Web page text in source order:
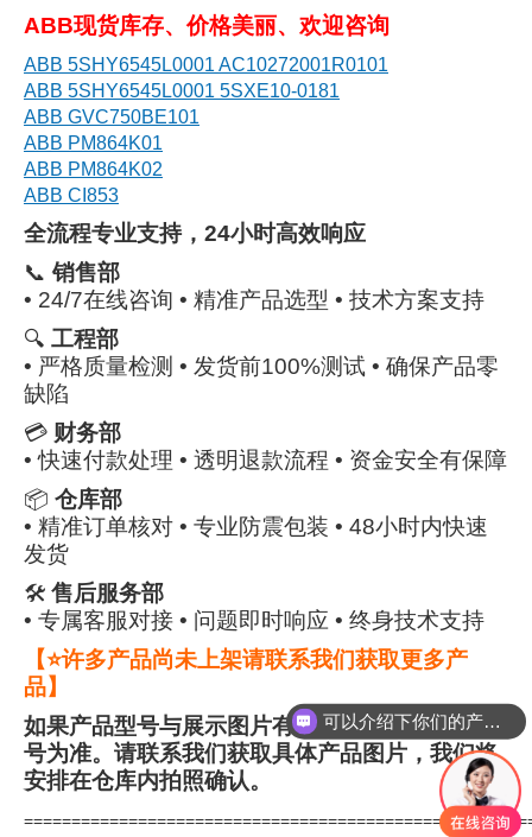
ABB现货库存、价格美丽、欢迎咨询
ABB 5SHY6545L0001 AC10272001R0101
ABB 5SHY6545L0001 5SXE10-0181
ABB GVC750BE101
ABB PM864K01
ABB PM864K02
ABB CI853
全流程专业支持，24小时高效响应
📞销售部
• 24/7在线咨询 • 精准产品选型 • 技术方案支持
🔍 工程部
• 严格质量检测 • 发货前100%测试 • 确保产品零
缺陷
💳 财务部
• 快速付款处理 • 透明退款流程 • 资金安全有保障
📦 仓库部
• 精准订单核对 • 专业防震包装 • 48小时内快速
发货
🛠 售后服务部
• 专属客服对接 • 问题即时响应 • 终身技术支持
【⭐许多产品尚未上架请联系我们获取更多产
品】
如果产品型号与展示图片有任何不一-致，应以型
号为准。请联系我们获取具体产品图片，我们将
安排在仓库内拍照确认。
可以介绍下你们的产品么